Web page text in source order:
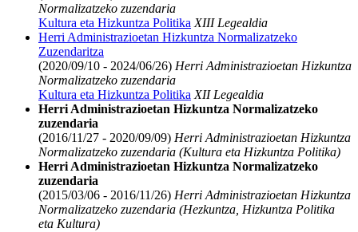
Normalizatzeko zuzendaria
Kultura eta Hizkuntza Politika XIII Legealdia
Herri Administrazioetan Hizkuntza Normalizatzeko
Zuzendaritza
(2020/09/10 - 2024/06/26) Herri Administrazioetan Hizkuntza
Normalizatzeko zuzendaria
Kultura eta Hizkuntza Politika XII Legealdia
Herri Administrazioetan Hizkuntza Normalizatzeko
zuzendaria
(2016/11/27 - 2020/09/09) Herri Administrazioetan Hizkuntza
Normalizatzeko zuzendaria (Kultura eta Hizkuntza Politika)
Herri Administrazioetan Hizkuntza Normalizatzeko
zuzendaria
(2015/03/06 - 2016/11/26) Herri Administrazioetan Hizkuntza
Normalizatzeko zuzendaria (Hezkuntza, Hizkuntza Politika
eta Kultura)